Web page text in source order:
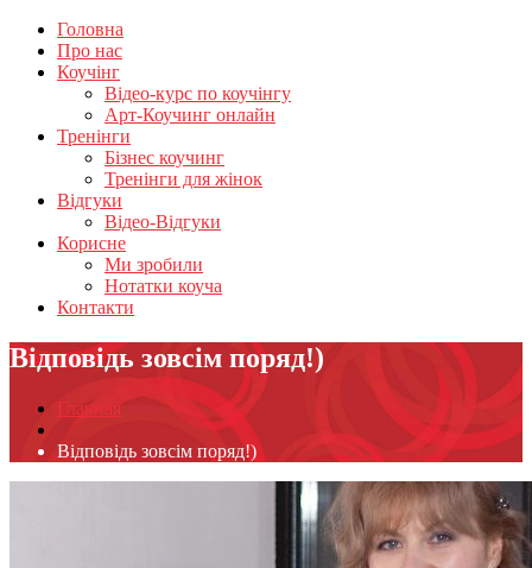
Головна
Про нас
Коучінг
Відео-курс по коучінгу
Арт-Коучинг онлайн
Тренінги
Бізнес коучинг
Тренінги для жінок
Відгуки
Відео-Відгуки
Корисне
Ми зробили
Нотатки коуча
Контакти
Відповідь зовсім поряд!)
Главная
Відповідь зовсім поряд!)